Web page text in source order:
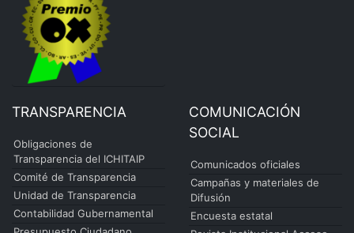
TRANSPARENCIA
Obligaciones de
Transparencia del ICHITAIP
Comité de Transparencia
Unidad de Transparencia
Contabilidad Gubernamental
COMUNICACIÓN
SOCIAL
Comunicados oficiales
Campañas y materiales de
Difusión
Encuesta estatal